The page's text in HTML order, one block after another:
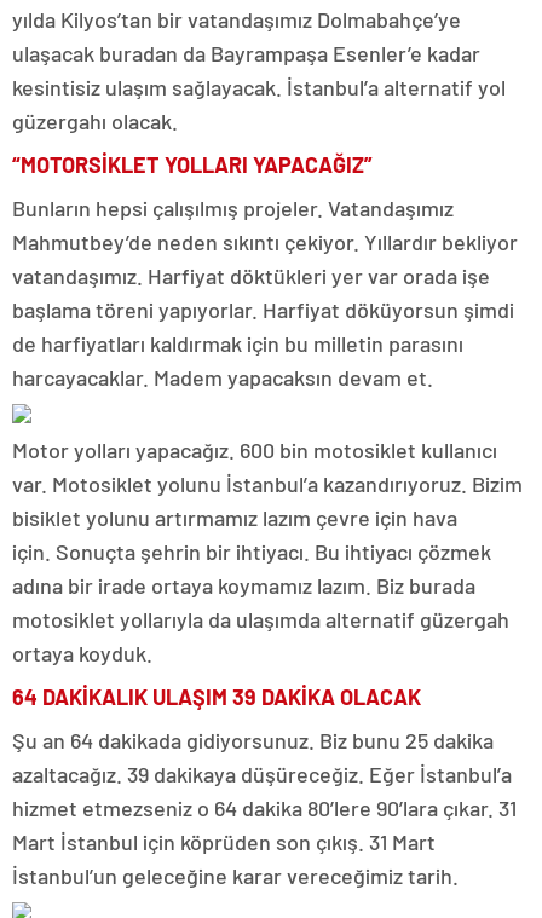
yılda Kilyos’tan bir vatandaşımız Dolmabahçe’ye
ulaşacak buradan da Bayrampaşa Esenler’e kadar
kesintisiz ulaşım sağlayacak. İstanbul’a alternatif yol
güzergahı olacak.
“MOTORSİKLET YOLLARI YAPACAĞIZ”
Bunların hepsi çalışılmış projeler. Vatandaşımız
Mahmutbey’de neden sıkıntı çekiyor. Yıllardır bekliyor
vatandaşımız. Harfiyat döktükleri yer var orada işe
başlama töreni yapıyorlar. Harfiyat döküyorsun şimdi
de harfiyatları kaldırmak için bu milletin parasını
harcayacaklar. Madem yapacaksın devam et.
Motor yolları yapacağız. 600 bin motosiklet kullanıcı
var. Motosiklet yolunu İstanbul’a kazandırıyoruz. Bizim
bisiklet yolunu artırmamız lazım çevre için hava
için. Sonuçta şehrin bir ihtiyacı. Bu ihtiyacı çözmek
adına bir irade ortaya koymamız lazım. Biz burada
motosiklet yollarıyla da ulaşımda alternatif güzergah
ortaya koyduk.
64 DAKİKALIK ULAŞIM 39 DAKİKA OLACAK
Şu an 64 dakikada gidiyorsunuz. Biz bunu 25 dakika
azaltacağız. 39 dakikaya düşüreceğiz. Eğer İstanbul’a
hizmet etmezseniz o 64 dakika 80’lere 90’lara çıkar. 31
Mart İstanbul için köprüden son çıkış. 31 Mart
İstanbul’un geleceğine karar vereceğimiz tarih.